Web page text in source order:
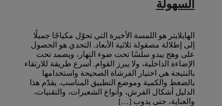
السهولة
الهايلايتر هو اللمسة الأخيرة التي تحوّل مكياجًا جميلًا
إلى إطلالة مصقولة ثلاثية الأبعاد. التحدي هو الحصول
على وهج يبدو سلسًا تحت ضوء النهار، ويصمد تحت
الإضاءة الداخلية، ولا يبرز القوام. أسرع طريقة للارتقاء
بالنتيجة هي اختيار الفرشاة الصحيحة واستخدامها
بالضغط والكمية وموضع التطبيق المناسب. يقدّم هذا
الدليل أشكال الفرش، وأنواع الشعيرات، والتقنيات،
والعناية، حتى يذوب […]